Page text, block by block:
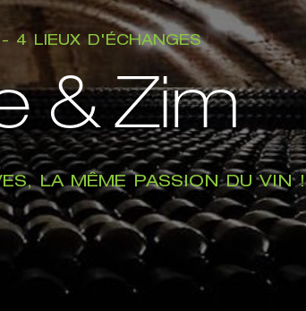
4 LIEUX D'ÉCHANGES
& Zim
LA MÊME PASSION DU VIN !